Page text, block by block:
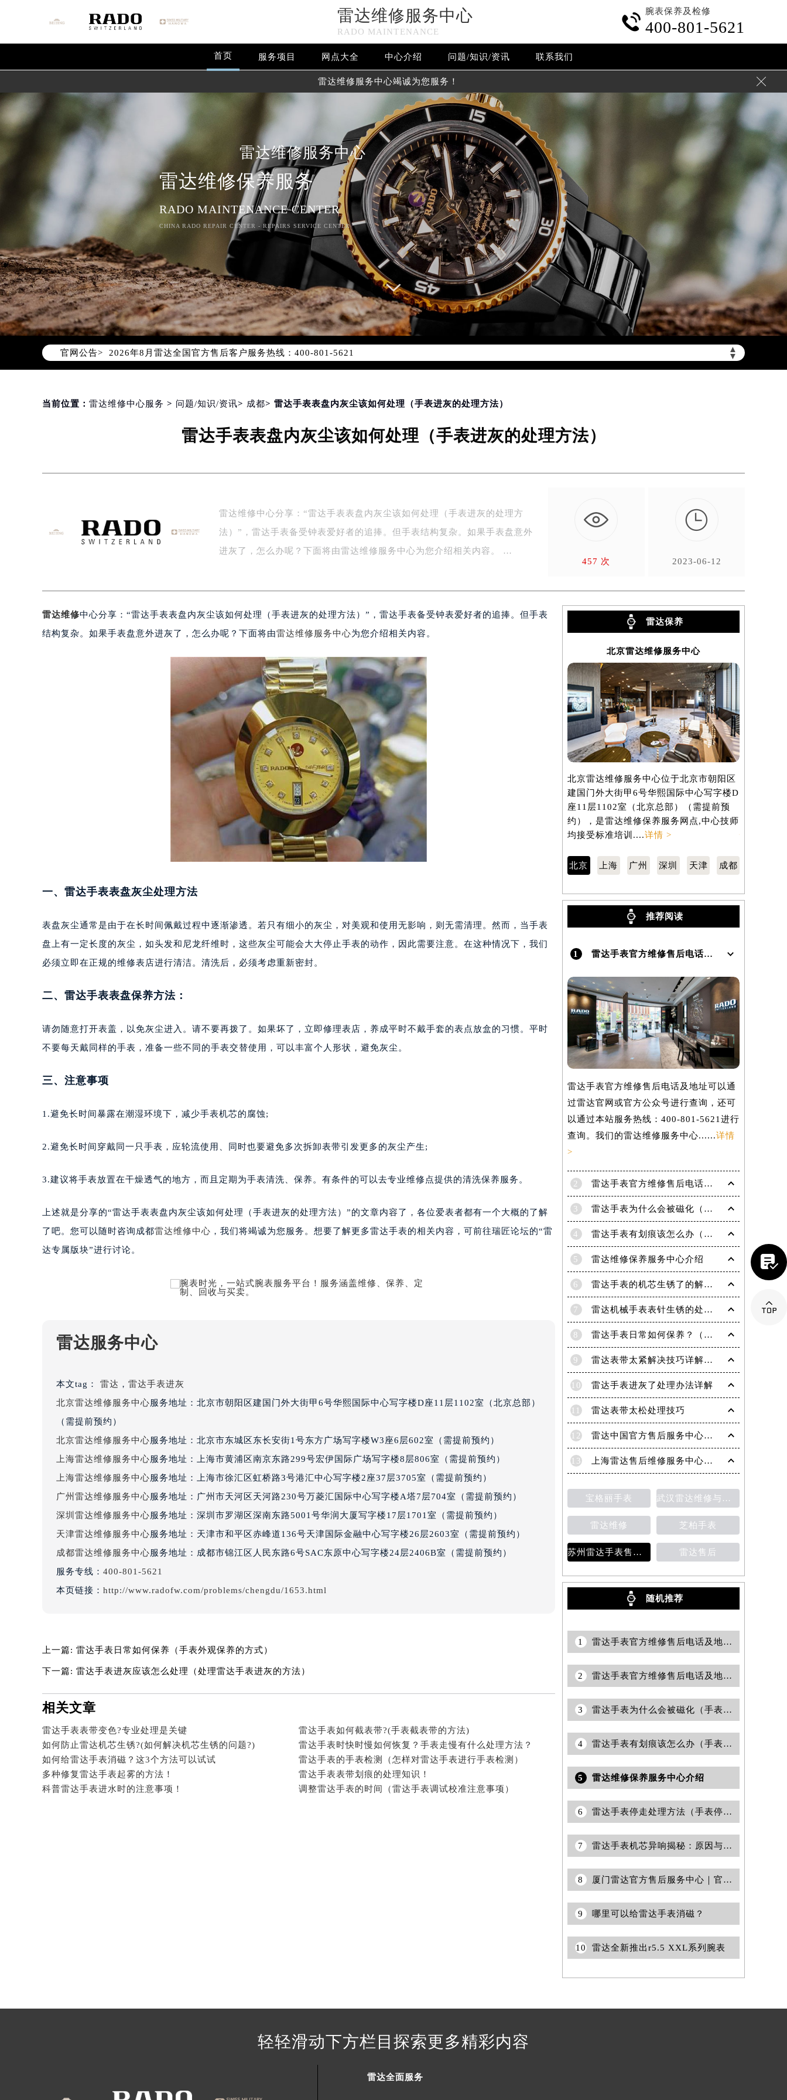
雷达维修服务中心
RADO MAINTENANCE

腕表保养及检修
400-801-5621
首页 服务项目 网点大全 中心介绍 问题/知识/资讯 联系我们
雷达维修服务中心竭诚为您服务！ 
雷达维修服务中心
雷达维修保养服务
RADO MAINTENANCE CENTER
CHINA RADO REPAIR CENTER - REPAIRS SERVICE CENTER
官网公告> ▲
▼
2026年8月雷达中国区售后服务网络优化升级公告
2026年8月雷达全国官方售后客户服务热线：400-801-5621
雷达官方全国统一服务热线400-801-5621，服务覆盖中国大陆、香港、澳门、台湾全部区域（非大陆需加拨“+86”）
2026年8月雷达售后服务中心最新网点地址：
北京市东城区东长安街1号东方广场写字楼W3座6层602室（需提前预约）
上海市徐汇区虹桥路3号港汇中心写字楼2座37层3705室（需提前预约）
扬州市邗江区国展路29号星耀天地写字楼1号楼18层1803室（需提前预约）
盐城市盐都区世纪大道5号盐城金融城写字楼1号楼16层1604室（需提前预约）
泰州市海陵区永定东路399号置地商务中心东塔写字楼（华润万象城）17层1706室（需提前预约）
绍兴市越城区胜利东路379号世茂天际中心写字楼8层805室（需提前预约）
嘉兴市南湖区广益路705号嘉兴世界贸易中心写字楼A座13层1304室（需提前预约）
济南市历下区经十路11111号华润中心写字楼（万象城）15层1508室（需提前预约）
广州市天河区天河路230号万菱汇国际中心写字楼A塔7层704室（需提前预约）
广州市越秀区环市东路371-375号世界贸易中心大厦南塔写字楼15层07室（需提前预约）
深圳市罗湖区深南东路5001号华润大厦写字楼17层1701室（需提前预约）
惠州市惠城区江北文昌一路7号华贸大厦写字楼1座30层05室（需提前预约）
厦门市思明区湖滨东路95号华润大厦写字楼B座11层1104室（需提前预约）
福州市鼓楼区五四路128-1号恒力城写字楼15层03室（需提前预约）
成都市锦江区人民东路6号SAC东原中心写字楼24层2406B室（需提前预约）
重庆市江北区观音桥步行街2号融恒时代广场写字楼9层902室（需提前预约）
长沙市芙蓉区定王台街道建湘路393号世茂环球金融中心写字楼（芙蓉广场）10层13室（需提前预约）
郑州市二七区铭功路10号华润大厦写字楼29层2905室（需提前预约）
太原市迎泽区解放路15号亨得利名表服务中心（品牌授权店）3层整层（需提前预约）
沈阳市沈河区中街路137号亨得利名表服务中心（品牌授权店）1层整层（需提前预约）
乌鲁木齐市天山区红山路26号时代广场（CCMALL）C座17层17-B（需提前预约）
哈尔滨市道里区友谊西路600号富力中心T2座写字楼29层03室（需提前预约）
大连市中山区人民路15号国际金融大厦7层G室（需提前预约）
佛山市禅城区季华五路57号万科金融中心C座12层1205室（需提前预约）
无锡市梁溪区人民中路139号恒隆广场写字楼1座11层1104室（需提前预约）
苏州市苏州工业园区星港街199号苏州中心办公楼C座22层08室（需提前预约）
武汉市江汉区解放大道686号世界贸易大厦38层09室（需提前预约）
青岛市南区山东路6号华润大厦B座22层04室（需提前预约）
长春市朝阳区西安大路727号中银大厦A座(旺进大厦)18层09室（需提前预约）
昆明市盘龙区北京路928号同德昆明广场写字楼10层06室（需提前预约）
西安市碑林区南关正街88号华侨城长安国际中心E座6楼10室（需提前预约）
唐山市路南区新华东道100号万达广场写字楼A座10层1002室（需提前预约）
台州市椒江区东海大道1800号腾达中心东1幢20楼2002室（需提前预约）
甘肃省兰州市七里河区西津西路16号兰州中心写字楼21层2102室（需提前预约）
黑龙江省鹤岗市向阳区红军路雷达售后服务中心（需提前预约）
黑龙江省黑河市爱辉区中央街雷达售后服务中心（需提前预约）
黑龙江省佳木斯市向阳区长安路雷达售后服务中心（需提前预约）
黑龙江省牡丹江市东安区太平路雷达售后服务中心（需提前预约）
黑龙江省七台河市桃山区大同街雷达售后服务中心（需提前预约）
黑龙江省齐齐哈尔市龙沙区龙华路雷达售后服务中心（需提前预约）
黑龙江省伊春市伊美区通河路雷达售后服务中心（需提前预约）
吉林省白城市洮北区明仁南街雷达售后服务中心（需提前预约）
吉林省白山市浑江区浑江大街雷达售后服务中心（需提前预约）
吉林省吉林市船营区河南街雷达售后服务中心（需提前预约）
吉林省辽源市龙山区人民大街雷达售后服务中心（需提前预约）
吉林省梅河口市新华街道梅河大街雷达售后服务中心（需提前预约）
辽宁省鞍山市铁东区站前街雷达售后服务中心（需提前预约）
辽宁省本溪市平山区胜利路雷达售后服务中心（需提前预约）
辽宁省阜新市海州区解放大街雷达售后服务中心（需提前预约）
辽宁省葫芦岛市连山区中央路雷达售后服务中心（需提前预约）
辽宁省锦州市古塔区中央大街雷达售后服务中心（需提前预约）
辽宁省辽阳市白塔区新运大街雷达售后服务中心（需提前预约）
内蒙古自治区呼伦贝尔市海拉尔区中央街雷达售后服务中心（需提前预约）
内蒙古自治区乌海市海勃湾区人民南路雷达售后服务中心（需提前预约）
内蒙古自治区锡林郭勒盟市锡林浩特市光明街与额尔敦路交叉口雷达售后服务中心（需提前预约）
内蒙古自治区兴安盟市乌兰浩特市兴安大街雷达售后服务中心（需提前预约）
当前位置： 雷达维修中心服务 > 问题/知识/资讯> 成都> 雷达手表表盘内灰尘该如何处理（手表进灰的处理方法）
雷达手表表盘内灰尘该如何处理（手表进灰的处理方法）
雷达维修中心分享：“雷达手表表盘内灰尘该如何处理（手表进灰的处理方
法）”，雷达手表备受钟表爱好者的追捧。但手表结构复杂。如果手表盘意外
进灰了，怎么办呢？下面将由雷达维修服务中心为您介绍相关内容。 …
457 次

2023-06-12
雷达维修中心分享：“雷达手表表盘内灰尘该如何处理（手表进灰的处理方法）”，雷达手表备受钟表爱好者的追捧。但手表
结构复杂。如果手表盘意外进灰了，怎么办呢？下面将由雷达维修服务中心为您介绍相关内容。
一、雷达手表表盘灰尘处理方法
表盘灰尘通常是由于在长时间佩戴过程中逐渐渗透。若只有细小的灰尘，对美观和使用无影响，则无需清理。然而，当手表
盘上有一定长度的灰尘，如头发和尼龙纤维时，这些灰尘可能会大大停止手表的动作，因此需要注意。在这种情况下，我们
必须立即在正规的维修表店进行清洁。清洗后，必须考虑重新密封。
二、雷达手表表盘保养方法：
请勿随意打开表盖，以免灰尘进入。请不要再拨了。如果坏了，立即修理表店，养成平时不戴手套的表点放盒的习惯。平时
不要每天戴同样的手表，准备一些不同的手表交替使用，可以丰富个人形状，避免灰尘。
三、注意事项
1.避免长时间暴露在潮湿环境下，减少手表机芯的腐蚀;
2.避免长时间穿戴同一只手表，应轮流使用、同时也要避免多次拆卸表带引发更多的灰尘产生;
3.建议将手表放置在干燥透气的地方，而且定期为手表清洗、保养。有条件的可以去专业维修点提供的清洗保养服务。
上述就是分享的“雷达手表表盘内灰尘该如何处理（手表进灰的处理方法）”的文章内容了，各位爱表者都有一个大概的了解
了吧。您可以随时咨询成都雷达维修中心 ，我们将竭诚为您服务。想要了解更多雷达手表的相关内容，可前往瑞匠论坛的“雷
达专属版块”进行讨论。
雷达服务中心
本文tag： 雷达 ， 雷达手表进灰
北京雷达维修服务中心服务地址：北京市朝阳区建国门外大街甲6号华熙国际中心写字楼D座11层1102室（北京总部）
（需提前预约）
北京雷达维修服务中心服务地址：北京市东城区东长安街1号东方广场写字楼W3座6层602室（需提前预约）
上海雷达维修服务中心服务地址：上海市黄浦区南京东路299号宏伊国际广场写字楼8层806室（需提前预约）
上海雷达维修服务中心服务地址：上海市徐汇区虹桥路3号港汇中心写字楼2座37层3705室（需提前预约）
广州雷达维修服务中心服务地址：广州市天河区天河路230号万菱汇国际中心写字楼A塔7层704室（需提前预约）
深圳雷达维修服务中心服务地址：深圳市罗湖区深南东路5001号华润大厦写字楼17层1701室（需提前预约）
天津雷达维修服务中心服务地址：天津市和平区赤峰道136号天津国际金融中心写字楼26层2603室（需提前预约）
成都雷达维修服务中心服务地址：成都市锦江区人民东路6号SAC东原中心写字楼24层2406B室（需提前预约）
服务专线： 400-801-5621
本页链接： http://www.radofw.com/problems/chengdu/1653.html
上一篇: 雷达手表日常如何保养（手表外观保养的方式）
下一篇: 雷达手表进灰应该怎么处理（处理雷达手表进灰的方法）
相关文章
雷达手表表带变色?专业处理是关键
雷达手表如何截表带?(手表截表带的方法)
如何防止雷达机芯生锈?(如何解决机芯生锈的问题?)
雷达手表时快时慢如何恢复？手表走慢有什么处理方法？
如何给雷达手表消磁？这3个方法可以试试
雷达手表的手表检测（怎样对雷达手表进行手表检测）
多种修复雷达手表起雾的方法！
雷达手表表带划痕的处理知识！
科普雷达手表进水时的注意事项！
调整雷达手表的时间（雷达手表调试校准注意事项）
雷达保养
北京雷达维修服务中心
北京雷达维修服务中心位于北京市朝阳区
建国门外大街甲6号华熙国际中心写字楼D
座11层1102室（北京总部）（需提前预
约），是雷达维修保养服务网点,中心技师
均接受标准培训....详情 >
北京 上海 广州 深圳 天津 成都
推荐阅读
1 雷达手表官方维修售后电话及地址怎么查询？
雷达手表官方维修售后电话及地址可以通
过雷达官网或官方公众号进行查询，还可
以通过本站服务热线：400-801-5621进行
查询。我们的雷达维修服务中心......详情
>
2 雷达手表官方维修售后电话及地址怎么获取？
3 雷达手表为什么会被磁化（手表磁化会有哪些影响）
4 雷达手表有划痕该怎么办（手表划痕抛光）
5 雷达维修保养服务中心介绍
6 雷达手表的机芯生锈了的解决办法有哪些？
7 雷达机械手表表针生锈的处理方法
8 雷达手表日常如何保养？（雷达手表日常保养要点）
9 雷达表带太紧解决技巧详解（轻松调整手表佩戴舒适度的方法）
10 雷达手表进灰了处理办法详解
11 雷达表带太松处理技巧
12 雷达中国官方售后服务中心｜服务热线及网点地址权威信息通知（2026年6月最新）
13 上海雷达售后维修服务中心地址 专业手表维修保养服务权威公示（2026年7月最新）
宝格丽手表 武汉雷达维修与保养价格详解
雷达维修 芝柏手表
苏州雷达手表售后维修保养价目表 雷达售后
随机推荐
1 雷达手表官方维修售后电话及地址怎么查询？
2 雷达手表官方维修售后电话及地址怎么获取？
3 雷达手表为什么会被磁化（手表磁化会有哪些影响）
4 雷达手表有划痕该怎么办（手表划痕抛光）
5 雷达维修保养服务中心介绍
6 雷达手表停走处理方法（手表停走维修）
7 雷达手表机芯异响揭秘：原因与专业处理之道
8 厦门雷达官方售后服务中心｜官方热线及门店地址权威信息公告（2026年7月最新）
9 哪里可以给雷达手表消磁？
10 雷达全新推出r5.5 XXL系列腕表
轻轻滑动下方栏目探索更多精彩内容
雷达全面服务

